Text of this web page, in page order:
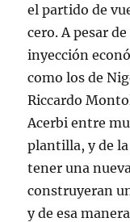
el partido de
cero. A pesar
inyección
como los de
Riccardo
Acerbi entre
plantilla, y de
tener una
construyeran
y de esa